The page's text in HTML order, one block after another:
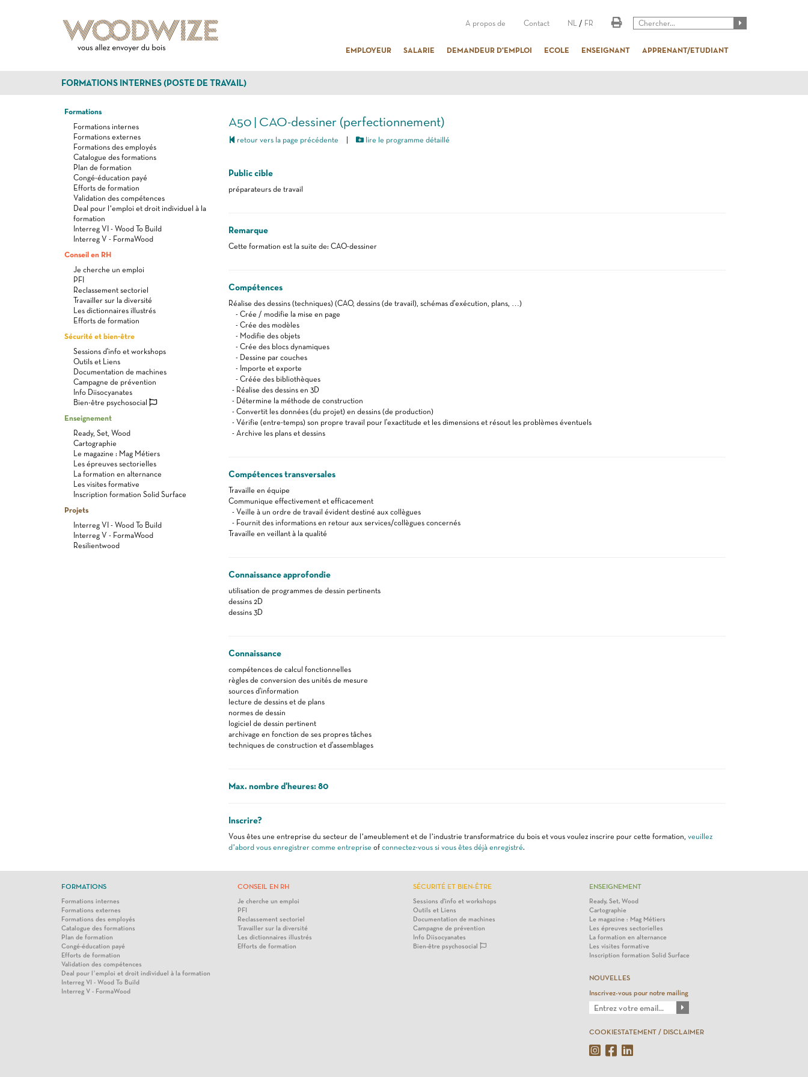
A propos de Contact NL / FR
EMPLOYEUR SALARIE DEMANDEUR D'EMPLOI ECOLE ENSEIGNANT APPRENANT/ETUDIANT
FORMATIONS INTERNES (POSTE DE TRAVAIL)
Formations
Formations internes
Formations externes
Formations des employés
Catalogue des formations
Plan de formation
Congé-éducation payé
Efforts de formation
Validation des compétences
Deal pour l’emploi et droit individuel à la
formation
Interreg VI - Wood To Build
Interreg V - FormaWood
Conseil en RH
Je cherche un emploi
PFI
Reclassement sectoriel
Travailler sur la diversité
Les dictionnaires illustrés
Efforts de formation
Sécurité et bien-être
Sessions d'info et workshops
Outils et Liens
Documentation de machines
Campagne de prévention
Info Diisocyanates
Bien-être psychosocial
Enseignement
Ready, Set, Wood
Cartographie
Le magazine : Mag Métiers
Les épreuves sectorielles
La formation en alternance
Les visites formative
Inscription formation Solid Surface
Projets
Interreg VI - Wood To Build
Interreg V - FormaWood
Resilientwood
A50 | CAO-dessiner (perfectionnement)
retour vers la page précédente lire le programme détaillé
Public cible
préparateurs de travail
Remarque
Cette formation est la suite de: CAO-dessiner
Compétences
Réalise des dessins (techniques) (CAO, dessins (de travail), schémas d'exécution, plans, …)
- Crée / modifie la mise en page
- Crée des modèles
- Modifie des objets
- Crée des blocs dynamiques
- Dessine par couches
- Importe et exporte
- Créée des bibliothèques
- Réalise des dessins en 3D
- Détermine la méthode de construction
- Convertit les données (du projet) en dessins (de production)
- Vérifie (entre-temps) son propre travail pour l'exactitude et les dimensions et résout les problèmes éventuels
- Archive les plans et dessins
Compétences transversales
Travaille en équipe
Communique effectivement et efficacement
- Veille à un ordre de travail évident destiné aux collègues
- Fournit des informations en retour aux services/collègues concernés
Travaille en veillant à la qualité
Connaissance approfondie
utilisation de programmes de dessin pertinents
dessins 2D
dessins 3D
Connaissance
compétences de calcul fonctionnelles
règles de conversion des unités de mesure
sources d'information
lecture de dessins et de plans
normes de dessin
logiciel de dessin pertinent
archivage en fonction de ses propres tâches
techniques de construction et d'assemblages
Max. nombre d'heures: 80
Inscrire?
Vous êtes une entreprise du secteur de l’ameublement et de l’industrie transformatrice du bois et vous voulez inscrire pour cette formation, veuillez
d’abord vous enregistrer comme entreprise of connectez-vous si vous êtes déjà enregistré.
FORMATIONS
Formations internes
Formations externes
Formations des employés
Catalogue des formations
Plan de formation
Congé-éducation payé
Efforts de formation
Validation des compétences
Deal pour l’emploi et droit individuel à la formation
Interreg VI - Wood To Build
Interreg V - FormaWood
CONSEIL EN RH
Je cherche un emploi
PFI
Reclassement sectoriel
Travailler sur la diversité
Les dictionnaires illustrés
Efforts de formation
SÉCURITÉ ET BIEN-ÊTRE
Sessions d'info et workshops
Outils et Liens
Documentation de machines
Campagne de prévention
Info Diisocyanates
Bien-être psychosocial
ENSEIGNEMENT
Ready, Set, Wood
Cartographie
Le magazine : Mag Métiers
Les épreuves sectorielles
La formation en alternance
Les visites formative
Inscription formation Solid Surface
NOUVELLES
Inscrivez-vous pour notre mailing
COOKIESTATEMENT / DISCLAIMER